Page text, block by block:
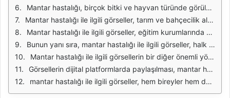
Mantar hastalığı, birçok bitki ve hayvan türünde görülebilen bulaşıcı bir enfeksiyondur. Bu hastalık, genellikle nemli ve sıcak ortamlarda hızla yayılır. Mantarların büyümesi için uygun koşullar sağlandığında, enfekte olmuş bireyler üzerinde belirgin belirtiler gözlemlenir. Bu belirtiler genellikle su toplaması, lekeler, çürüme veya yaprak dökülmesi şeklinde ortaya çıkar. Görseller, bu belirtilerin anlaşılmasına yardımcı olarak, hastalığın tanınması ve tedavi yöntemlerinin belirlenmesi açısından büyük bir öneme sahiptir.
Mantar hastalığı ile ilgili görseller, tarım ve bahçecilik alanında çalışan profesyoneller için kritik bir kaynak oluşturmaktadır. Bu görseller, hastalığın tanınmasını kolaylaştırarak, çiftçilerin zamanında müdahalelerde bulunmalarına olanak tanır. Mantar enfeksiyonlarının çeşitliliği ve bu enfeksiyonların bitkiler üzerindeki etkileri hakkında daha fazla bilgi edinmek, görseller aracılığıyla mümkün hale gelir. Bu sayede, hastalığın yayılma yolları ve etkili mücadele yöntemleri konusunda daha bilinçli kararlar alınabilir.
Mantar hastalığı ile ilgili görseller, eğitim kurumlarında da önemli bir rol üstlenmektedir. Öğrencilere ve araştırmacılara, mantarların biyolojisi ve hastalıkların etkileri hakkında görsel materyaller sunarak, teorik bilgilerin pekiştirilmesine yardımcı olur. Ayrıca, görseller sayesinde mantar hastalıklarının yayılma mekanizmaları ve önleyici tedbirler hakkında daha derinlemesine bilgi sahibi olunabilir. Bu eğitim materyalleri, gelecekteki bilim insanları ve tarım uzmanları için büyük bir referans kaynağı oluşturur.
Bunun yanı sıra, mantar hastalığı ile ilgili görseller, halk sağlığı açısından da önem taşımaktadır. İnsan sağlığına zarar verebilecek mantar türlerinin tanınması, enfeksiyonların önlenmesi ve tedavi edilmesi açısından kritik bir faktördür. Görseller, halkı bilgilendirmek ve farkındalık yaratmak amacıyla kullanılabilir. Bu sayede, bireyler ve topluluklar, mantar hastalıklarının belirtilerini tanıyabilir ve gerekli önlemleri alabilirler.
Mantar hastalığı ile ilgili görsellerin bir diğer önemli yönü de araştırma ve geliştirme süreçlerine katkıda bulunmasıdır. Bilim insanları, bu görseller aracılığıyla mantarların etkileşimlerini ve hastalıkların dinamiklerini daha iyi anlayabilirler. Görseller, laboratuvar çalışmalarında ve saha araştırmalarında veri toplama sürecinde de kullanılabilir. Bu sayede, mantar hastalıklarının kontrolü ve yönetimi ile ilgili yeni stratejiler geliştirilmesine olanak tanır.
Görsellerin dijital platformlarda paylaşılması, mantar hastalığı hakkında bilgi edinmeyi daha erişilebilir hale getirmektedir. Sosyal medya, bloglar ve diğer çevrimiçi kaynaklar, çiftçilerin ve araştırmacıların deneyimlerini paylaşmalarına olanak tanır. Bu paylaşımlar, görsel içeriklerin etkileşimini artırarak, toplulukların mantar hastalıkları hakkında daha fazla bilgi sahibi olmasını sağlar. Böylece, bilgi alışverişi ve iş birliği teşvik edilir.
mantar hastalığı ile ilgili görseller, hem bireyler hem de topluluklar için önemli bir kaynak oluşturmaktadır. Bu görseller, hastalığın tanınması, önlenmesi ve tedavi edilmesi konusunda kritik bir rol oynamaktadır. Mantar hastalıkları ile ilgili bilgilendirme ve eğitim süreçlerinde görsellerin etkili bir şekilde kullanılması, sağlık ve tarım alanında önemli ilerlemelere katkıda bulunabilir.